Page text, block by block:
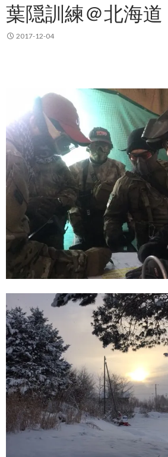
葉隠訓練＠北海道
2017-12-04